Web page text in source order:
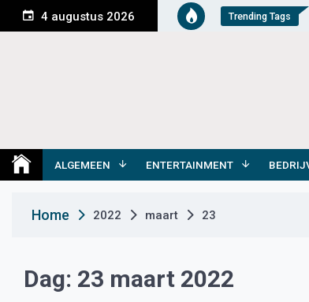
n
e
4 augustus 2026 Trending Tags
Medemblik Actueel
ALGEMEEN ENTERTAINMENT
Home 2022 maart 23
Dag: 23 maart 2022